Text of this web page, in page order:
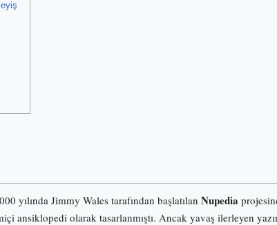
yılında Jimmy Wales tarafından başlatılan Nupedia
ansiklopedi olarak tasarlanmıştı. Ancak yavaş ilerleyen